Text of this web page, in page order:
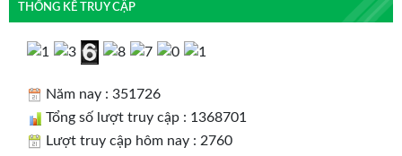
THỐNG KÊ TRUY CẬP
Năm nay : 351726
Tổng số lượt truy cập : 1368701
Lượt truy cập hôm nay : 2760